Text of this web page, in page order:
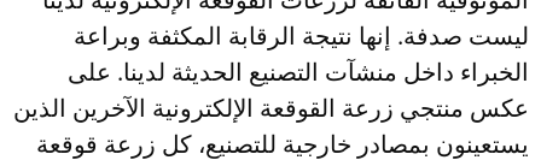
ليست صدفة. إنها نتيجة الرقابة المكثفة وبراعة
الخبراء داخل منشآت التصنيع الحديثة لدينا. على
عكس منتجي زرعة القوقعة الإلكترونية الآخرين الذين
يستعينون بمصادر خارجية للتصنيع، كل زرعة قوقعة